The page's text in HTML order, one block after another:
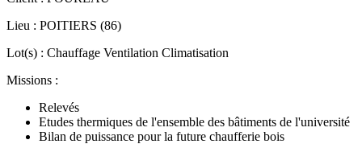
Lieu : POITIERS (86)
Lot(s) : Chauffage Ventilation Climatisation
Missions :
Relevés
Etudes thermiques de l'ensemble des bâtiments de l'université
Bilan de puissance pour la future chaufferie bois